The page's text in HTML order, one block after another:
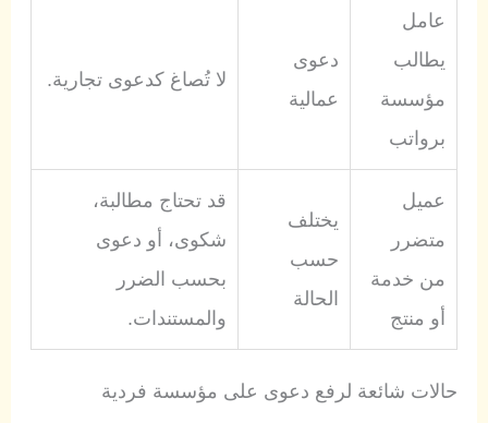
عامل
يطالب
مؤسسة
برواتب
دعوى
عمالية
لا تُصاغ كدعوى تجارية.
عميل
متضرر
من خدمة
أو منتج
يختلف
حسب
الحالة
قد تحتاج مطالبة،
شكوى، أو دعوى
بحسب الضرر
والمستندات.
حالات شائعة لرفع دعوى على مؤسسة فردية